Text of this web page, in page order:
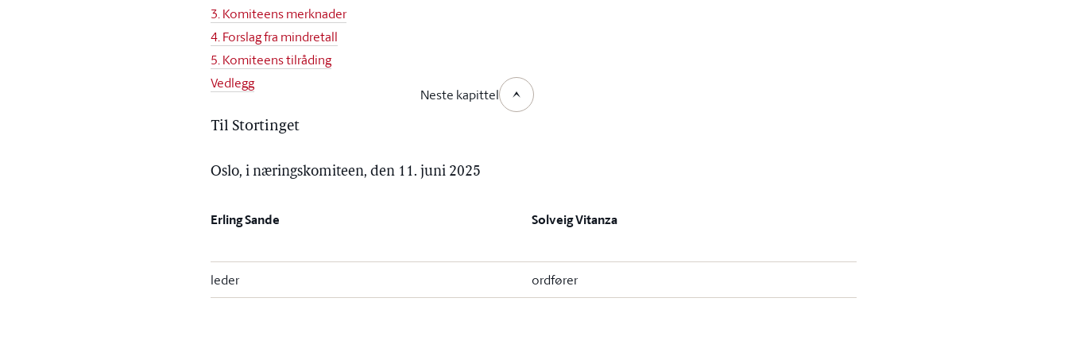
3. Komiteens merknader
4. Forslag fra mindretall
5. Komiteens tilråding
Vedlegg
Neste kapittel
Til Stortinget
Oslo, i næringskomiteen, den 11. juni 2025
Erling Sande Solveig Vitanza
leder ordfører